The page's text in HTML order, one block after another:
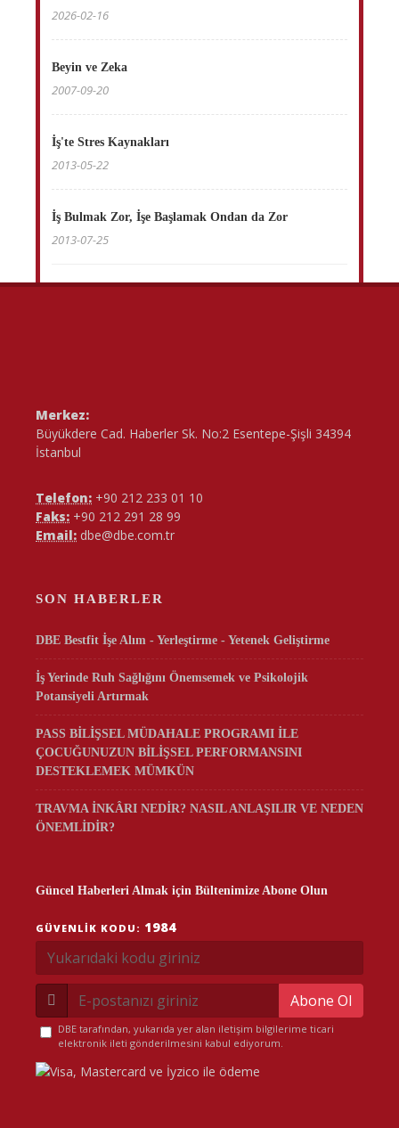
2026-02-16
Beyin ve Zeka
2007-09-20
İş'te Stres Kaynakları
2013-05-22
İş Bulmak Zor, İşe Başlamak Ondan da Zor
2013-07-25
Merkez:
Büyükdere Cad. Haberler Sk. No:2 Esentepe-Şişli 34394
İstanbul
Telefon: +90 212 233 01 10
Faks: +90 212 291 28 99
Email: dbe@dbe.com.tr
SON HABERLER
DBE Bestfit İşe Alım - Yerleştirme - Yetenek Geliştirme
İş Yerinde Ruh Sağlığını Önemsemek ve Psikolojik
Potansiyeli Artırmak
PASS BİLİŞSEL MÜDAHALE PROGRAMI İLE
ÇOCUĞUNUZUN BİLİŞSEL PERFORMANSINI
DESTEKLEMEK MÜMKÜN
TRAVMA İNKÂRI NEDİR? NASIL ANLAŞILIR VE NEDEN
ÖNEMLİDİR?
Güncel Haberleri Almak için Bültenimize Abone Olun
GÜVENLIK KODU: 1984
Abone Ol
DBE tarafından, yukarıda yer alan iletişim bilgilerime ticari
elektronik ileti gönderilmesini kabul ediyorum.